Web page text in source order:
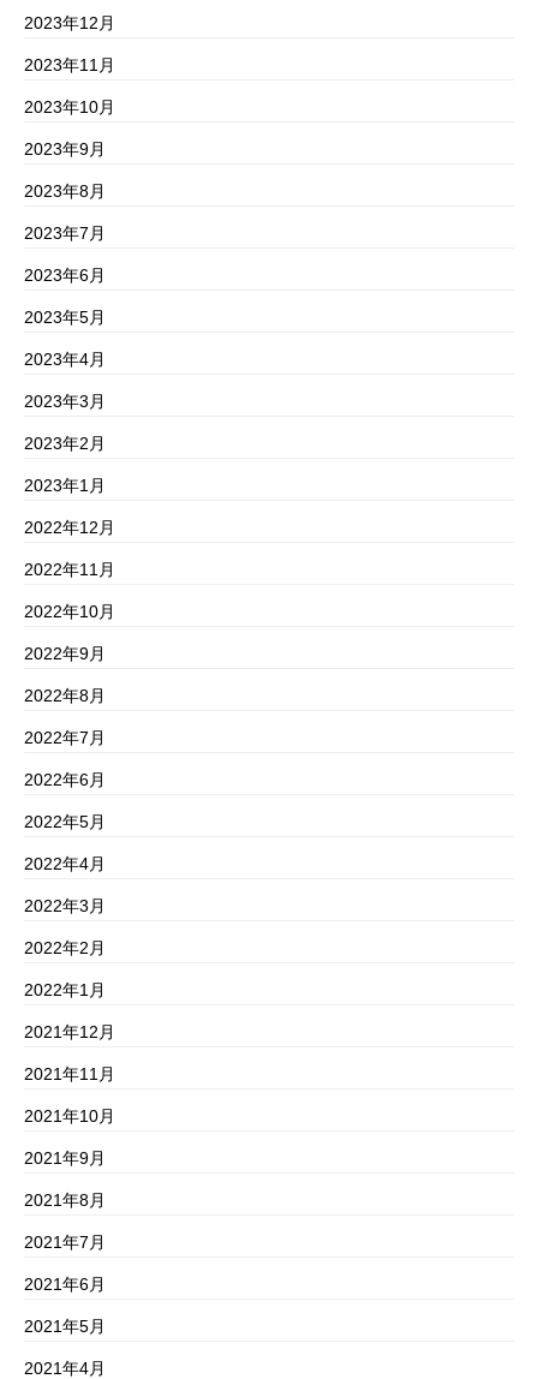
2023年12月
2023年11月
2023年10月
2023年9月
2023年8月
2023年7月
2023年6月
2023年5月
2023年4月
2023年3月
2023年2月
2023年1月
2022年12月
2022年11月
2022年10月
2022年9月
2022年8月
2022年7月
2022年6月
2022年5月
2022年4月
2022年3月
2022年2月
2022年1月
2021年12月
2021年11月
2021年10月
2021年9月
2021年8月
2021年7月
2021年6月
2021年5月
2021年4月